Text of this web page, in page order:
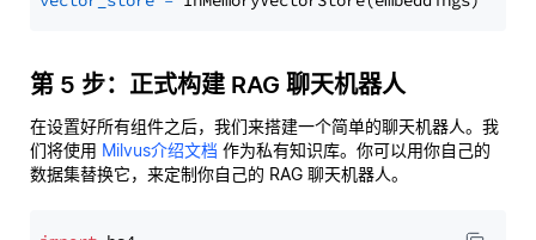
第 5 步：正式构建 RAG 聊天机器人
在设置好所有组件之后，我们来搭建一个简单的聊天机器人。我
们将使用 Milvus介绍文档 作为私有知识库。你可以用你自己的
数据集替换它，来定制你自己的 RAG 聊天机器人。